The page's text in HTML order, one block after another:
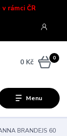
rámci ČR
Menu
0
0 Kč
BRANDEJS 60